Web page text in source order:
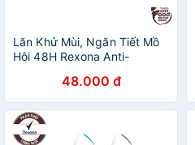
Lăn Khử Mùi, Ngăn Tiết Mồ
Hôi 48H Rexona Anti-
tên sản phẩm khi giao hàng]
48.000 đ